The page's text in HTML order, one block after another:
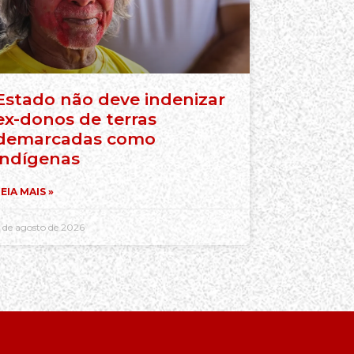
não deve indenizar
donos de terras
como
MAIS »
de agosto de 2026